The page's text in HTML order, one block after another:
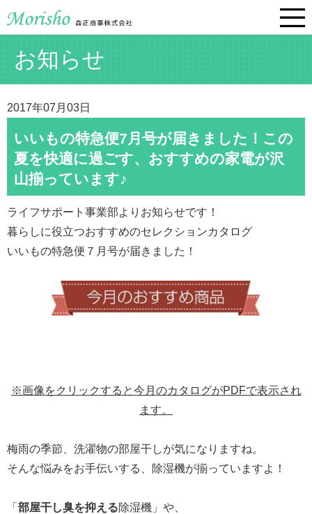
お知らせ
2017年07月03日
いいもの特急便7月号が届きました！この
夏を快適に過ごす、おすすめの家電が沢
山揃っています♪
ライフサポート事業部よりお知らせです！
暮らしに役立つおすすめのセレクションカタログ
いいもの特急便７月号が届きました！
※画像をクリックすると今月のカタログがPDFで表示され
ます。
梅雨の季節、洗濯物の部屋干しが気になりますね。
そんな悩みをお手伝いする、除湿機が揃っていますよ！
「 部屋干し臭を抑える除湿機」や、